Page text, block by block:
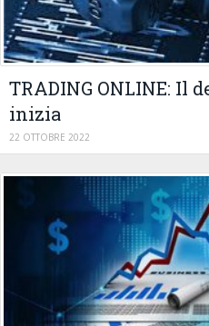
TRADING ONLINE: Il
inizia
22 OTTOBRE 2022